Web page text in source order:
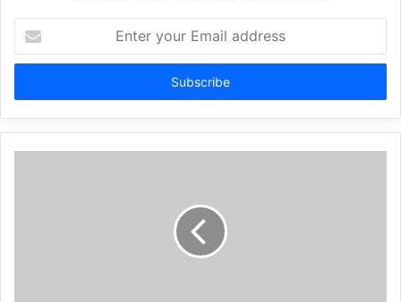
Enter
your
Email